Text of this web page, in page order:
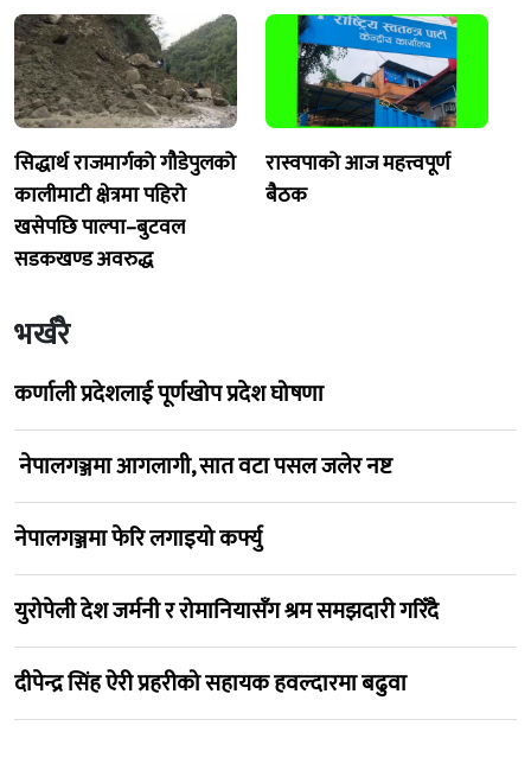
सिद्धार्थ राजमार्गको गौडेपुलको
कालीमाटी क्षेत्रमा पहिरो
खसेपछि पाल्पा–बुटवल
सडकखण्ड अवरुद्ध
रास्वपाको आज महत्त्वपूर्ण
बैठक
भर्खरै
कर्णाली प्रदेशलाई पूर्णखोप प्रदेश घोषणा
नेपालगञ्जमा आगलागी, सात वटा पसल जलेर नष्ट
नेपालगञ्जमा फेरि लगाइयो कर्फ्यु
युरोपेली देश जर्मनी र रोमानियासँग श्रम समझदारी गरिँदै
दीपेन्द्र सिंह ऐरी प्रहरीको सहायक हवल्दारमा बढुवा